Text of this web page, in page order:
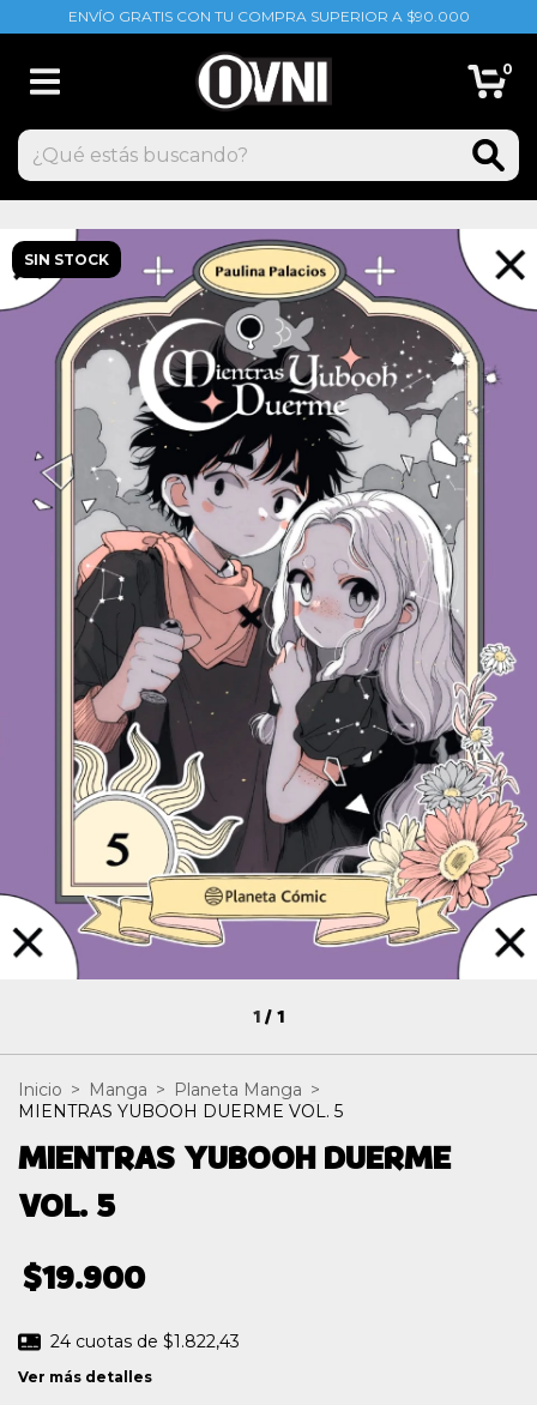
ENVÍO GRATIS CON TU COMPRA SUPERIOR A $90.000
0
SIN STOCK
1/1
Inicio > Manga > Planeta Manga >
MIENTRAS YUBOOH DUERME VOL. 5
MIENTRAS YUBOOH DUERME
VOL. 5
$19.900
24 cuotas de $1.822,43
Ver más detalles